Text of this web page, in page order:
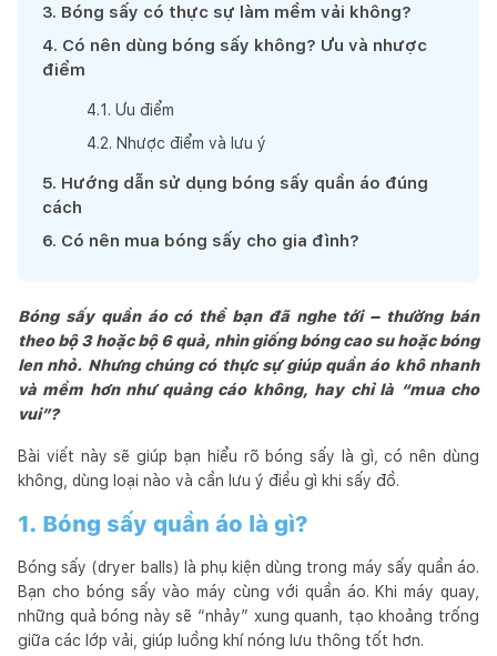
3. Bóng sấy có thực sự làm mềm vải không?
4. Có nên dùng bóng sấy không? Ưu và nhược
điểm
4.1 . Ưu điểm
4.2. Nhược điểm và lưu ý
5. Hướng dẫn sử dụng bóng sấy quần áo đúng
cách
6. Có nên mua bóng sấy cho gia đình?
Bóng sấy quần áo có thể bạn đã nghe tới – thường bán
theo bộ 3 hoặc bộ 6 quả, nhìn giống bóng cao su hoặc bóng
len nhỏ. Nhưng chúng có thực sự giúp quần áo khô nhanh
và mềm hơn như quảng cáo không, hay chỉ là “mua cho
vui”?
Bài viết này sẽ giúp bạn hiểu rõ bóng sấy là gì, có nên dùng
không, dùng loại nào và cần lưu ý điều gì khi sấy đồ.
1. Bóng sấy quần áo là gì?
Bóng sấy (dryer balls) là phụ kiện dùng trong máy sấy quần áo.
Bạn cho bóng sấy vào máy cùng với quần áo. Khi máy quay,
những quả bóng này sẽ “nhảy” xung quanh, tạo khoảng trống
giữa các lớp vải, giúp luồng khí nóng lưu thông tốt hơn.